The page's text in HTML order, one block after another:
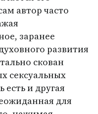
автор часто
заранее
развития
скован
сексуальных
есть и другая
для